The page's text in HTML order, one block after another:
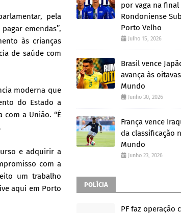
pela
emendas’’,
às crianças
de saúde com
moderna que
do Estado a
a União. ‘‘É
e adquirir a
com a
um trabalho
aqui em Porto
por vaga na
Rondoniense
Porto Velho
Julho 15, 2026
Brasil vence
avança às
Mundo
Junho 30, 2026
França vence
da classificação
Mundo
Junho 23, 2026
POLÍCIA
PF faz operação